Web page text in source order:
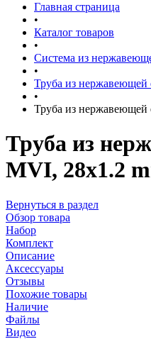
Главная страница
•
Каталог товаров
•
Система из
•
Труба из нержавеющей
•
Труба из нержавеющей
Труба из
MVI, 28х1.2
Вернуться в раздел
Обзор товара
Набор
Комплект
Описание
Аксессуары
Отзывы
Похожие товары
Наличие
Файлы
Видео